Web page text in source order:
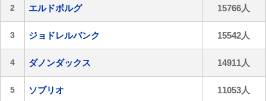
2 エルドボルグ 15766人
3 ジョドレルバンク 15542人
4 ダノンダックス 14911人
5 ソブリオ 11053人